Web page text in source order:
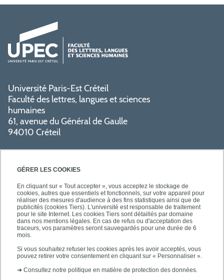
GÉRER LES COOKIES
En cliquant sur « Tout accepter », vous acceptez le stockage de
cookies, autres que essentiels et fonctionnels, sur votre appareil pour
réaliser des mesures d'audience à des fins statistiques ainsi que de
publicités (cookies Tiers). L'université est responsable de traitement
pour le site Internet. Les cookies Tiers sont détaillés par domaine
dans nos mentions légales. En cas de refus ou d'acceptation des
traceurs, vos paramètres seront sauvegardés pour une durée de 6
mois.
Si vous souhaitez refuser les cookies après les avoir acceptés, vous
pouvez retirer votre consentement en cliquant sur « Personnaliser ».
➜ Consultez notre politique en matière de protection des données.
Université Paris-Est Créteil
Faculté des lettres, langues et sciences
humaines
61, avenue du Général de Gaulle
94010 Créteil
PRATIQUE
NOS FORMATIONS